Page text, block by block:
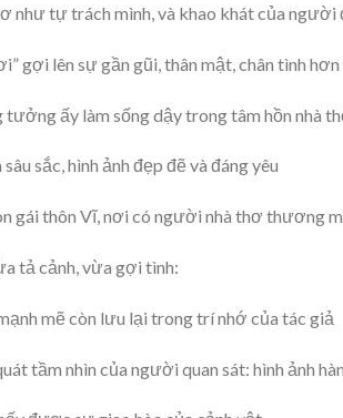
như tự trách mình, và khao khát của
gợi lên sự gần gũi, thân mật, chân tình hơn
tưởng ấy làm sống dậy trong tâm hồn nhà
sắc, hình ảnh đẹp đẽ và đáng yêu
gái thôn Vĩ, nơi có người nhà thơ thương
tả cảnh, vừa gợi tình:
mẽ còn lưu lại trong trí nhớ của tác giả
tầm nhìn của người quan sát: hình ảnh